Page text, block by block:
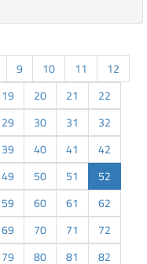
9 10 11
12
19 20 21
22
29 30 31
32
39 40 41
42
49 50 51
52
59 60 61
62
69 70 71
72
79 80 81
82